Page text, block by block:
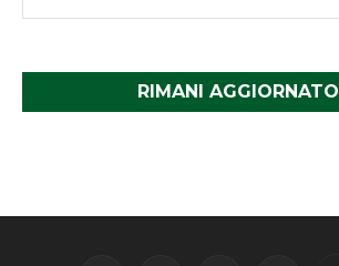
RIMANI AGGIORNATO